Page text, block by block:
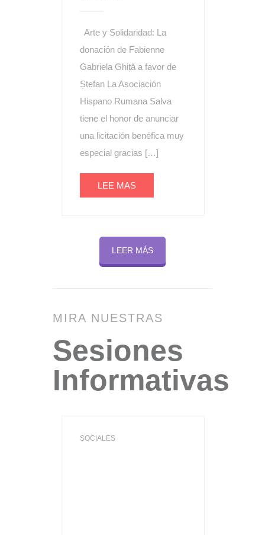
Arte y Solidaridad: La
donación de Fabienne
Gabriela Ghiță a favor de
Ștefan La Asociación
Hispano Rumana Salva
tiene el honor de anunciar
una licitación benéfica muy
especial gracias […]
LEE MAS
LEER MÁS
MIRA NUESTRAS
Sesiones
Informativas
SOCIALES